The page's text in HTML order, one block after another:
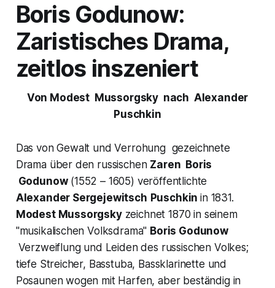
Boris Godunow:
Zaristisches Drama,
zeitlos inszeniert
Von Modest Mussorgsky nach Alexander
Puschkin
Das von Gewalt und Verrohung gezeichnete
Drama über den russischen Zaren Boris
Godunow(1552 – 1605) veröffentlichte
Alexander Sergejewitsch Puschkinin 1831.
Modest Mussorgskyzeichnet 1870 in seinem
"musikalischen Volksdrama" Boris Godunow
Verzweiflung und Leiden des russischen Volkes;
tiefe Streicher, Basstuba, Bassklarinette und
Posaunen wogen mit Harfen, aber beständig in